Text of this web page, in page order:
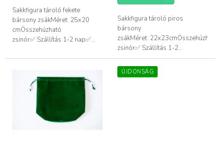
5,0
csillag.
Sakkfigura tároló fekete
bársony zsákMéret: 25x20
cmÖsszehúzható
zsinór✅ Szállítás 1-2 nap✅...
Sakkfigura tároló piros
bársony
zsákMéret: 22x23cmÖsszehúzható
zsinór✅ Szállítás 1-2...
ÚJDONSÁG